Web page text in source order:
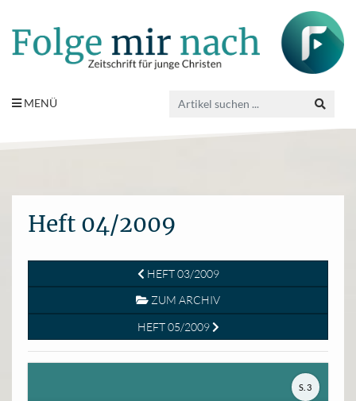
MENÜ
Heft 04/2009
HEFT 03/2009
ZUM ARCHIV
HEFT 05/2009
S. 3